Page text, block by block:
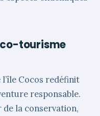
tourisme
Cocos redéfinit
responsable.
la conservation,